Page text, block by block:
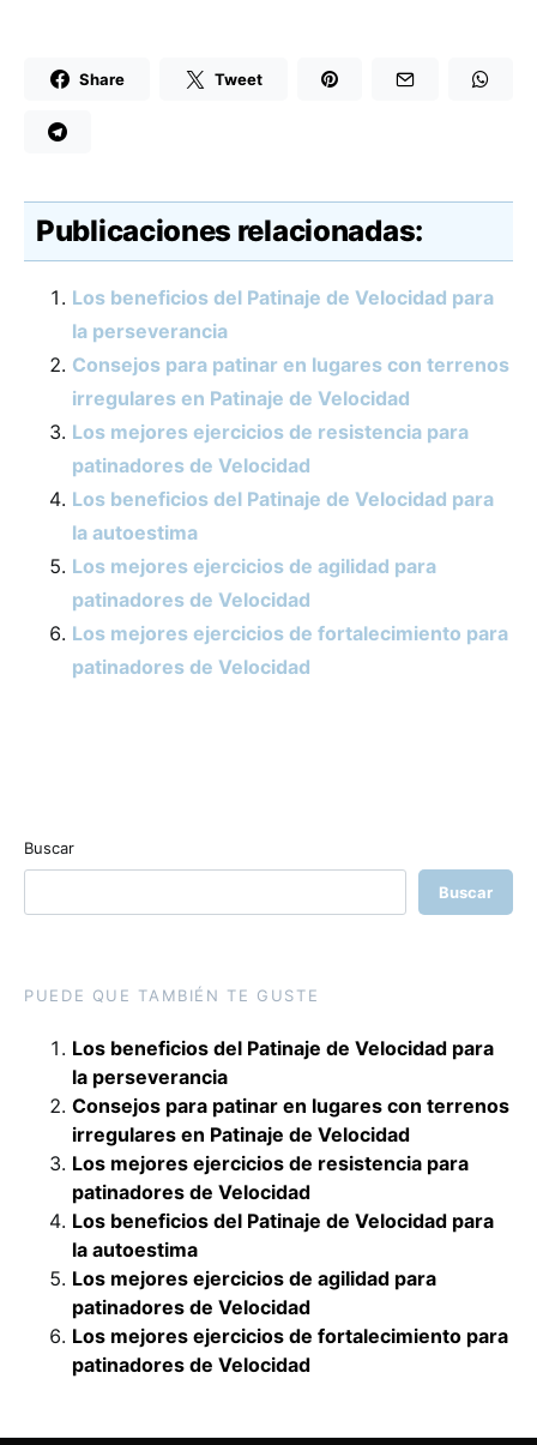
Share Tweet
Publicaciones relacionadas:
Los beneficios del Patinaje de Velocidad para
la perseverancia
Consejos para patinar en lugares con terrenos
irregulares en Patinaje de Velocidad
Los mejores ejercicios de resistencia para
patinadores de Velocidad
Los beneficios del Patinaje de Velocidad para
la autoestima
Los mejores ejercicios de agilidad para
patinadores de Velocidad
Los mejores ejercicios de fortalecimiento para
patinadores de Velocidad
Buscar
Buscar
PUEDE QUE TAMBIÉN TE GUSTE
Los beneficios del Patinaje de Velocidad para
la perseverancia
Consejos para patinar en lugares con terrenos
irregulares en Patinaje de Velocidad
Los mejores ejercicios de resistencia para
patinadores de Velocidad
Los beneficios del Patinaje de Velocidad para
la autoestima
Los mejores ejercicios de agilidad para
patinadores de Velocidad
Los mejores ejercicios de fortalecimiento para
patinadores de Velocidad